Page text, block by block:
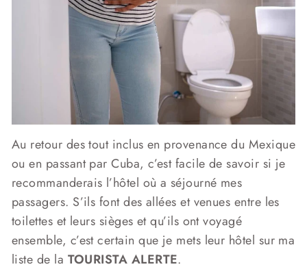
Au retour des tout inclus en provenance du Mexique
ou en passant par Cuba, c’est facile de savoir si je
recommanderais l’hôtel où a séjourné mes
passagers. S’ils font des allées et venues entre les
toilettes et leurs sièges et qu’ils ont voyagé
ensemble, c’est certain que je mets leur hôtel sur ma
liste de la TOURISTA ALERTE.